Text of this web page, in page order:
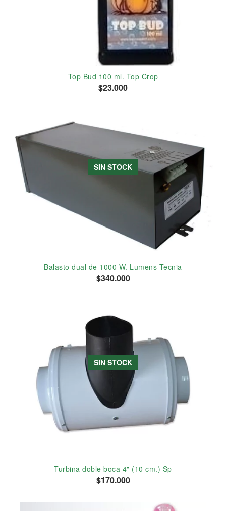
Top Bud 100 ml. Top Crop
$23.000
SIN STOCK
Balasto dual de 1000 W. Lumens Tecnia
$340.000
SIN STOCK
Turbina doble boca 4" (10 cm.) Sp
$170.000